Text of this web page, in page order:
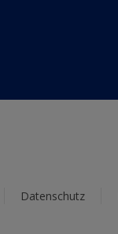
Datenschutz